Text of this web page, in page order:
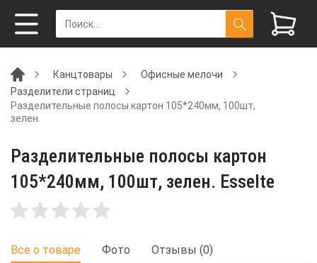
Канцтовары
Офисные мелочи
Разделители страниц
Разделительные полосы картон 105*240мм, 100шт,
зелен.
Разделительные полосы картон
105*240мм, 100шт, зелен. Esselte
Все о товаре Фото Отзывы (0)